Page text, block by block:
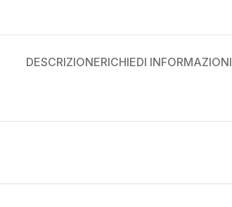
DESCRIZIONERICHIEDI INFORMAZIONI